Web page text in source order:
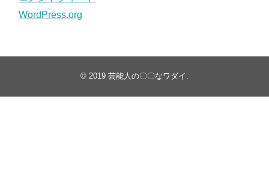
WordPress.org
© 2019 芸能人の〇〇なワダイ